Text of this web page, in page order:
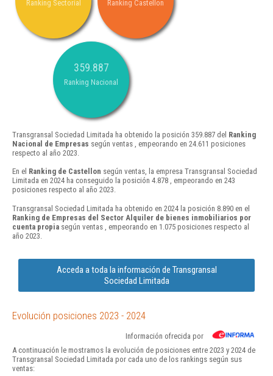
Ranking Sectorial Ranking Castellon
359.887
Ranking Nacional
Transgransal Sociedad Limitada ha obtenido la posición 359.887 del Ranking
Nacional de Empresas según ventas , empeorando en 24.611 posiciones
respecto al año 2023.
En el Ranking de Castellon según ventas, la empresa Transgransal Sociedad
Limitada en 2024 ha conseguido la posición 4.878 , empeorando en 243
posiciones respecto al año 2023.
Transgransal Sociedad Limitada ha obtenido en 2024 la posición 8.890 en el
Ranking de Empresas del Sector Alquiler de bienes inmobiliarios por
cuenta propia según ventas , empeorando en 1.075 posiciones respecto al
año 2023.
Acceda a toda la información de Transgransal
Sociedad Limitada
Evolución posiciones 2023 - 2024
Información ofrecida por
A continuación le mostramos la evolución de posiciones entre 2023 y 2024 de
Transgransal Sociedad Limitada por cada uno de los rankings según sus
ventas: